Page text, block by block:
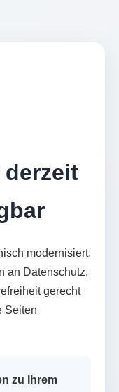
derzeit
modernisiert,
an Datenschutz,
gerecht
Seiten
zu Ihrem